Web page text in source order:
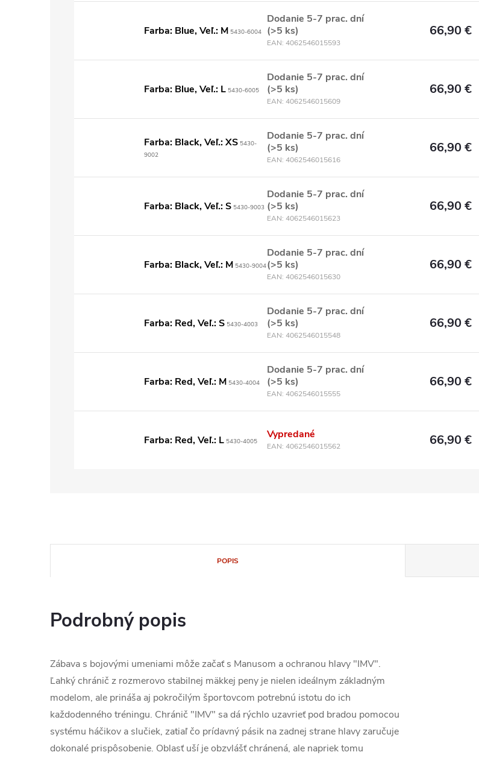
Farba: Blue, Veľ.: M 5430-6004
Dodanie 5-7 prac. dní
(>5 ks)
EAN: 4062546015593
66,90 €
Farba: Blue, Veľ.: L 5430-6005
Dodanie 5-7 prac. dní
(>5 ks)
EAN: 4062546015609
66,90 €
Farba: Black, Veľ.: XS 5430-
9002
Dodanie 5-7 prac. dní
(>5 ks)
EAN: 4062546015616
66,90 €
Farba: Black, Veľ.: S 5430-9003
Dodanie 5-7 prac. dní
(>5 ks)
EAN: 4062546015623
66,90 €
Farba: Black, Veľ.: M 5430-9004
Dodanie 5-7 prac. dní
(>5 ks)
EAN: 4062546015630
66,90 €
Farba: Red, Veľ.: S 5430-4003
Dodanie 5-7 prac. dní
(>5 ks)
EAN: 4062546015548
66,90 €
Farba: Red, Veľ.: M 5430-4004
Dodanie 5-7 prac. dní
(>5 ks)
EAN: 4062546015555
66,90 €
Farba: Red, Veľ.: L 5430-4005
Vypredané
EAN: 4062546015562 66,90 €
POPIS
Podrobný popis
Zábava s bojovými umeniami môže začať s Manusom a ochranou hlavy "IMV".
Ľahký chránič z rozmerovo stabilnej mäkkej peny je nielen ideálnym základným
modelom, ale prináša aj pokročilým športovcom potrebnú istotu do ich
každodenného tréningu. Chránič "IMV" sa dá rýchlo uzavrieť pod bradou pomocou
systému háčikov a slučiek, zatiaľ čo prídavný pásik na zadnej strane hlavy zaručuje
dokonalé prispôsobenie. Oblasť uší je obzvlášť chránená, ale napriek tomu